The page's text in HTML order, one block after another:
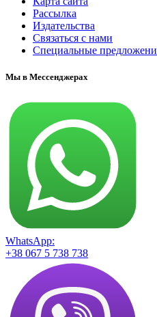
Рассылка
Издательства
Связаться с нами
Специальные
Мы в Мессенджерах
WhatsApp:
+38 067 5 738 738